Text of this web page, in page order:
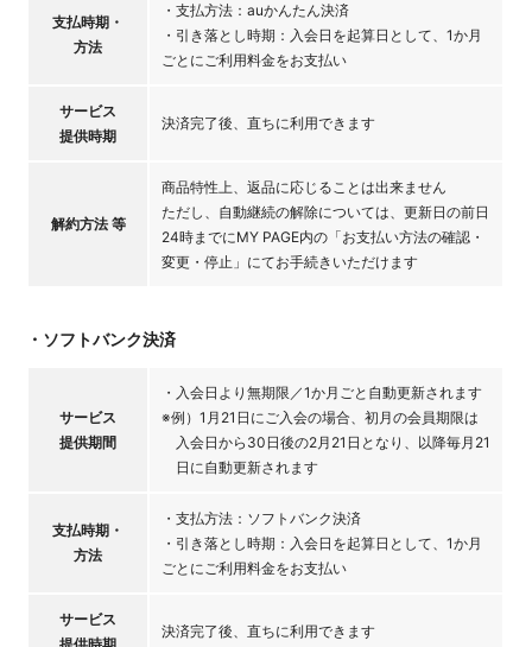
支払時期・
方法
・支払方法：auかんたん決済
・引き落とし時期：入会日を起算日として、1か月
ごとにご利用料金をお支払い
サービス
提供時期
決済完了後、直ちに利用できます
解約方法 等
商品特性上、返品に応じることは出来ません
ただし、自動継続の解除については、更新日の前日
24時までにMY PAGE内の「お支払い方法の確認・
変更・停止」にてお手続きいただけます
・ソフトバンク決済
サービス
提供期間
・入会日より無期限／1か月ごと自動更新されます
※例）1月21日にご入会の場合、初月の会員期限は
入会日から30日後の2月21日となり、以降毎月21
日に自動更新されます
支払時期・
方法
・支払方法：ソフトバンク決済
・引き落とし時期：入会日を起算日として、1か月
ごとにご利用料金をお支払い
サービス
決済完了後、直ちに利用できます